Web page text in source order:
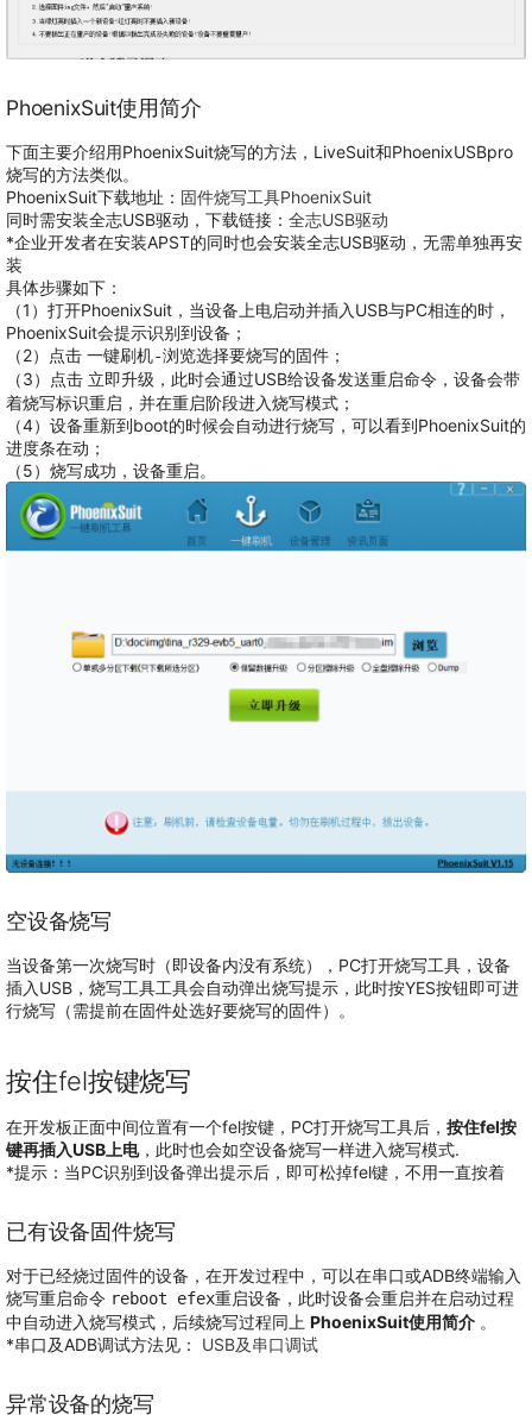
PhoenixSuit使用简介
下面主要介绍用PhoenixSuit烧写的方法，LiveSuit和PhoenixUSBpro
烧写的方法类似。
PhoenixSuit下载地址： 固件烧写工具PhoenixSuit
同时需安装全志USB驱动，下载链接： 全志USB驱动
*企业开发者在安装APST的同时也会安装全志USB驱动，无需单独再安
装
具体步骤如下：
（1）打开PhoenixSuit，当设备上电启动并插入USB与PC相连的时，
PhoenixSuit会提示识别到设备；
（2）点击 一键刷机-浏览选择要烧写的固件；
（3）点击 立即升级 ，此时会通过USB给设备发送重启命令，设备会带
着烧写标识重启，并在重启阶段进入烧写模式；
（4）设备重新到boot的时候会自动进行烧写，可以看到PhoenixSuit的
进度条在动；
（5）烧写成功，设备重启。
空设备烧写
当设备第一次烧写时（即设备内没有系统），PC打开烧写工具，设备
插入USB，烧写工具工具会自动弹出烧写提示，此时按YES按钮即可进
行烧写（需提前在固件处选好要烧写的固件）。
按住fel按键烧写
在开发板正面中间位置有一个fel按键，PC打开烧写工具后， 按住fel按
键再插入USB上电，此时也会如空设备烧写一样进入烧写模式.
*提示：当PC识别到设备弹出提示后，即可松掉fel键，不用一直按着
已有设备固件烧写
对于已经烧过固件的设备，在开发过程中，可以在串口或ADB终端输入
烧写重启命令 reboot efex重启设备，此时设备会重启并在启动过程
中自动进入烧写模式，后续烧写过程同上 PhoenixSuit使用简介 。
*串口及ADB调试方法见： USB及串口调试
异常设备的烧写